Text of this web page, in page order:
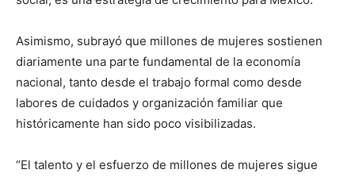
Asimismo, subrayó que millones de mujeres sostienen
diariamente una parte fundamental de la economía
nacional, tanto desde el trabajo formal como desde
labores de cuidados y organización familiar que
históricamente han sido poco visibilizadas.
“El talento y el esfuerzo de millones de mujeres sigue